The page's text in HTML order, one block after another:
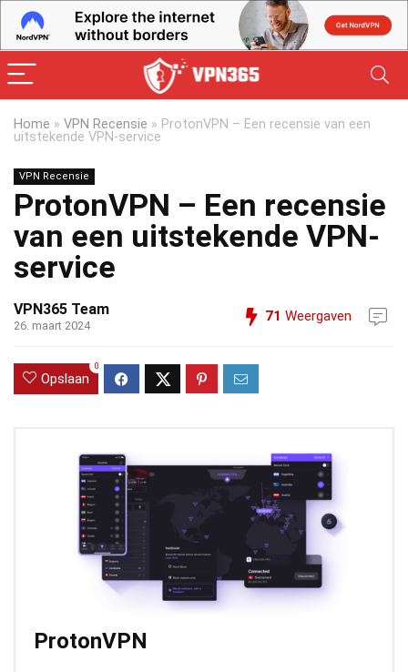
Home » VPN Recensie » ProtonVPN – Een recensie van een
uitstekende VPN-service
VPN Recensie
ProtonVPN – Een recensie
van een uitstekende VPN-
service
VPN365 Team
26. maart 2024
71 Weergaven
Opslaan
0
ProtonVPN